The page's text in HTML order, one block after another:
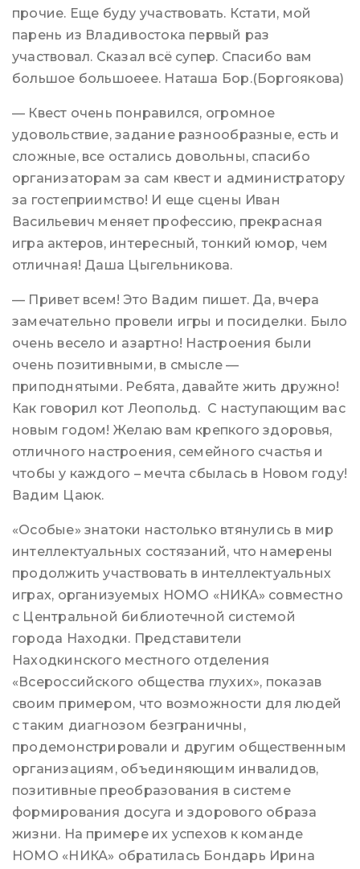
прочие. Еще буду участвовать. Кстати, мой
парень из Владивостока первый раз
участвовал. Сказал всё супер. Спасибо вам
большое большоеее. Наташа Бор.(Боргоякова)
— Квест очень понравился, огромное
удовольствие, задание разнообразные, есть и
сложные, все остались довольны, спасибо
организаторам за сам квест и администратору
за гостеприимство! И еще сцены Иван
Васильевич меняет профессию, прекрасная
игра актеров, интересный, тонкий юмор, чем
отличная! Даша Цыгельникова.
— Привет всем! Это Вадим пишет. Да, вчера
замечательно провели игры и посиделки. Было
очень весело и азартно! Настроения были
очень позитивными, в смысле —
приподнятыми. Ребята, давайте жить дружно!
Как говорил кот Леопольд. С наступающим вас
новым годом! Желаю вам крепкого здоровья,
отличного настроения, семейного счастья и
чтобы у каждого – мечта сбылась в Новом году!
Вадим Цаюк.
«Особые» знатоки настолько втянулись в мир
интеллектуальных состязаний, что намерены
продолжить участвовать в интеллектуальных
играх, организуемых НОМО «НИКА» совместно
с Центральной библиотечной системой
города Находки. Представители
Находкинского местного отделения
«Всероссийского общества глухих», показав
своим примером, что возможности для людей
с таким диагнозом безграничны,
продемонстрировали и другим общественным
организациям, объединяющим инвалидов,
позитивные преобразования в системе
формирования досуга и здорового образа
жизни. На примере их успехов к команде
НОМО «НИКА» обратилась Бондарь Ирина